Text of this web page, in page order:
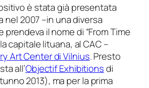
è stata già presentata
nel 2007 –in una diversa
prendeva il nome di “From Time
capitale lituana, al CAC –
Art Center di Vilnius. Presto
all’Objectif Exhibitionsdi
2013), ma per la prima